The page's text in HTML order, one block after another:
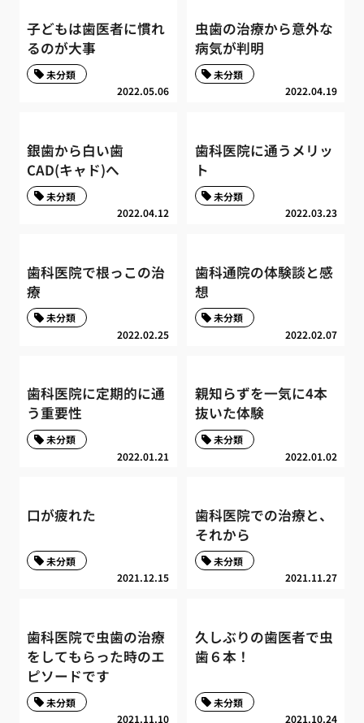
子どもは歯医者に慣れ
るのが大事
2022.05.06
未分類
虫歯の治療から意外な
病気が判明
2022.04.19
未分類
銀歯から白い歯
CAD(キャド)へ
2022.04.12
未分類
歯科医院に通うメリッ
ト
2022.03.23
未分類
歯科医院で根っこの治
療
2022.02.25
未分類
歯科通院の体験談と感
想
2022.02.07
未分類
歯科医院に定期的に通
う重要性
2022.01.21
未分類
親知らずを一気に4本
抜いた体験
2022.01.02
未分類
口が疲れた
2021.12.15
未分類
歯科医院での治療と、
それから
2021.11.27
未分類
歯科医院で虫歯の治療
をしてもらった時のエ
ピソードです
2021.11.10
未分類
久しぶりの歯医者で虫
歯６本！
2021.10.24
未分類